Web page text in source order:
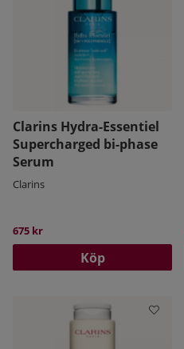
Clarins Hydra-Essentiel
Supercharged bi-phase
Serum
Clarins
675 kr
Köp